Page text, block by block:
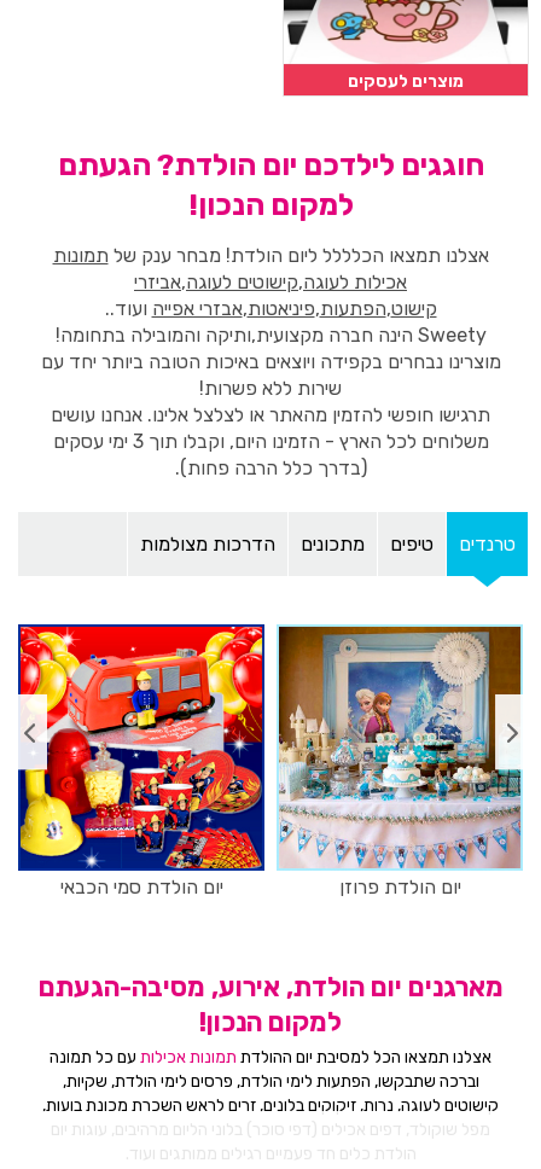
מוצרים לעסקים
חוגגים לילדכם יום הולדת? הגעתם
למקום הנכון!
אצלנו תמצאו הכלללל ליום הולדת! מבחר ענק של תמונות
אכילות לעוגה,קישוטים לעוגה,אביזרי
קישוט,הפתעות,פיניאטות,אבזרי אפייה ועוד..
Sweety הינה חברה מקצועית,ותיקה והמובילה בתחומה!
מוצרינו נבחרים בקפידה ויוצאים באיכות הטובה ביותר יחד עם
שירות ללא פשרות!
תרגישו חופשי להזמין מהאתר או לצלצל אלינו. אנחנו עושים
משלוחים לכל הארץ - הזמינו היום, וקבלו תוך 3 ימי עסקים
(בדרך כלל הרבה פחות).
טרנדים טיפים מתכונים הדרכות מצולמות
יום הולדת פרוזן יום הולדת סמי הכבאי
מארגנים יום הולדת, אירוע, מסיבה-הגעתם
למקום הנכון!
אצלנו תמצאו הכל למסיבת יום ההולדת תמונות אכילות עם כל תמונה
וברכה שתבקשו, הפתעות לימי הולדת, פרסים לימי הולדת, שקיות,
קישוטים לעוגה, נרות, זיקוקים בלונים, זרים לראש השכרת מכונת בועות,
מפל שוקולד, דפים אכילים (דפי סוכר) בלוני הליום מרהיבים, עוגות יום
הולדת כלים חד פעמיים רגילים ממותגים ועוד.